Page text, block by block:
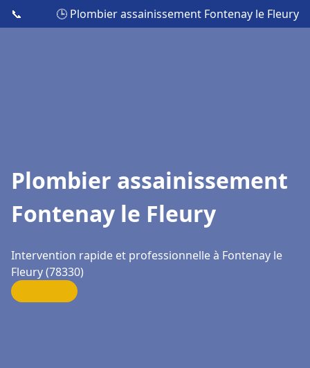
📞 🕒 Plombier assainissement Fontenay le Fleury
Plombier assainissement
Fontenay le Fleury
Intervention rapide et professionnelle à Fontenay le
Fleury (78330)